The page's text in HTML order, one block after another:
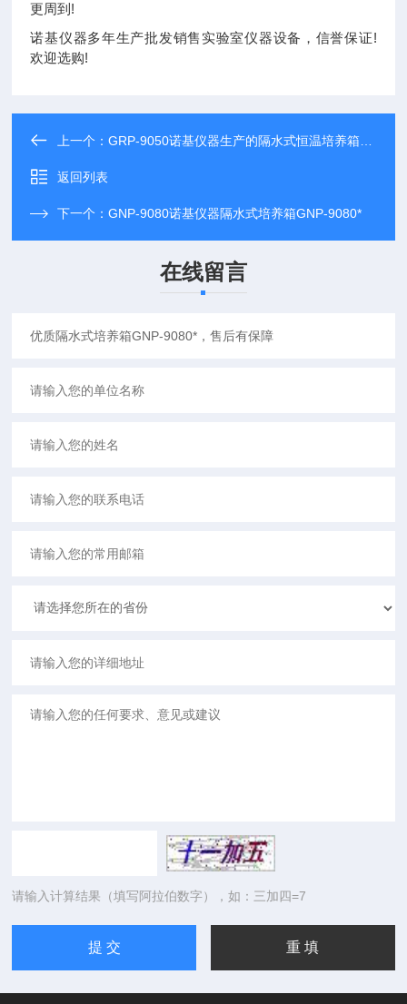
更周到!
诺基仪器多年生产批发销售实验室仪器设备，信誉保证!
欢迎选购!
上一个：GRP-9050诺基仪器生产的隔水式恒温培养箱GRP-9050享受诺基仪器优质售后服务
返回列表
下一个：GNP-9080诺基仪器隔水式培养箱GNP-9080*
在线留言
请输入计算结果（填写阿拉伯数字），如：三加四=7